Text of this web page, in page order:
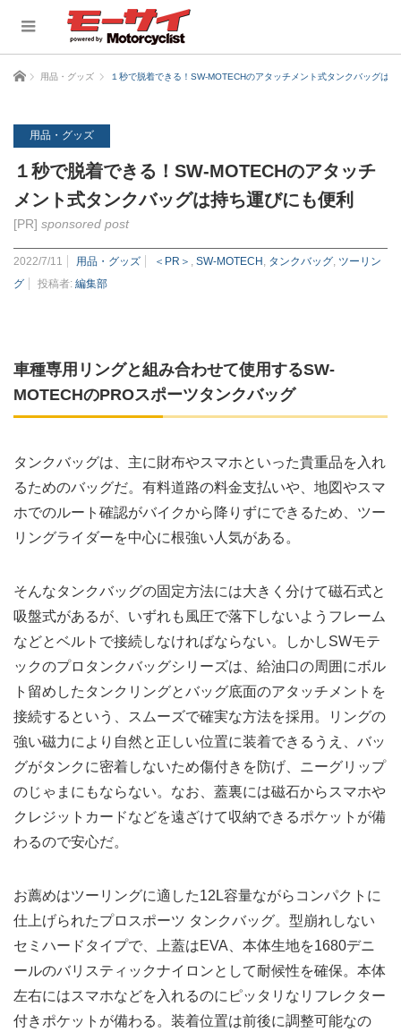
ホーム 用品・グッズ １秒で脱着できる！SW-MOTECHのアタッチメント式タンクバッグは
用品・グッズ
１秒で脱着できる！SW-MOTECHのアタッチ
メント式タンクバッグは持ち運びにも便利
[PR] sponsored post
2022/7/11 用品・グッズ ＜PR＞ , SW-MOTECH , タンクバッグ, ツーリン
グ
投稿者: 編集部
車種専用リングと組み合わせて使用するSW-
MOTECHのPROスポーツタンクバッグ
タンクバッグは、主に財布やスマホといった貴重品を入れ
るためのバッグだ。有料道路の料金支払いや、地図やスマ
ホでのルート確認がバイクから降りずにできるため、ツー
リングライダーを中心に根強い人気がある。
そんなタンクバッグの固定方法には大きく分けて磁石式と
吸盤式があるが、いずれも風圧で落下しないようフレーム
などとベルトで接続しなければならない。しかしSWモテ
ックのプロタンクバッグシリーズは、給油口の周囲にボル
ト留めしたタンクリングとバッグ底面のアタッチメントを
接続するという、スムーズで確実な方法を採用。リングの
強い磁力により自然と正しい位置に装着できるうえ、バッ
グがタンクに密着しないため傷付きを防げ、ニーグリップ
のじゃまにもならない。なお、蓋裏には磁石からスマホや
クレジットカードなどを遠ざけて収納できるポケットが備
わるので安心だ。
お薦めはツーリングに適した12L容量ながらコンパクトに
仕上げられたプロスポーツ タンクバッグ。型崩れしない
セミハードタイプで、上蓋はEVA、本体生地を1680デニ
ールのバリスティックナイロンとして耐候性を確保。本体
左右にはスマホなどを入れるのにピッタリなリフレクター
付きポケットが備わる。装着位置は前後に調整可能なの